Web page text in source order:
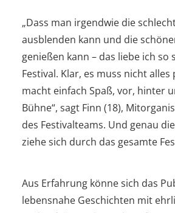
„Dass man irgendwie die
ausblenden kann und die
genießen kann – das liebe ich so
Festival. Klar, es muss nicht alles
macht einfach Spaß, vor, hinter
Bühne“, sagt Finn (18),
des Festivalteams. Und genau
ziehe sich durch das gesamte
Aus Erfahrung könne sich das
lebensnahe Geschichten mit